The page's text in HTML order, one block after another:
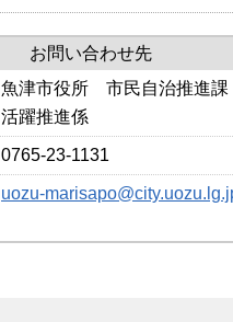
お問い合わせ先
魚津市役所 市民自治推進
活躍推進係
0765-23-1131
uozu-